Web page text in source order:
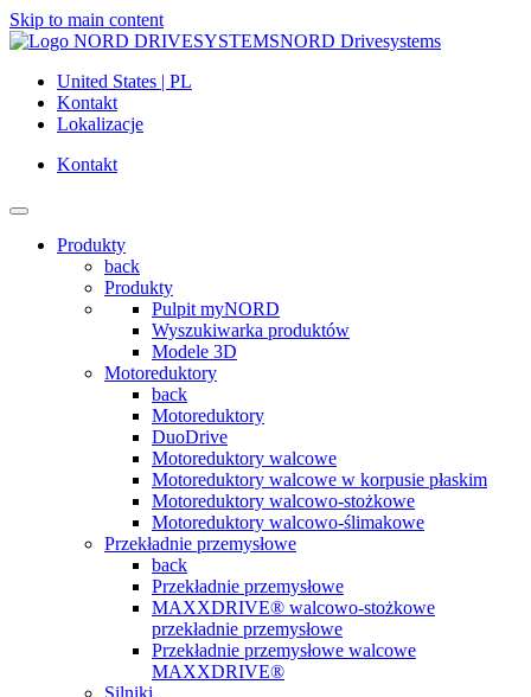
Skip to main content
NORD Drivesystems
United States | PL
Kontakt
Lokalizacje
Kontakt
Produkty
back
Produkty
Pulpit myNORD
Wyszukiwarka produktów
Modele 3D
Motoreduktory
back
Motoreduktory
DuoDrive
Motoreduktory walcowe
Motoreduktory walcowe w korpusie płaskim
Motoreduktory walcowo-stożkowe
Motoreduktory walcowo-ślimakowe
Przekładnie przemysłowe
back
Przekładnie przemysłowe
MAXXDRIVE® walcowo-stożkowe
przekładnie przemysłowe
Przekładnie przemysłowe walcowe
MAXXDRIVE®
Silniki